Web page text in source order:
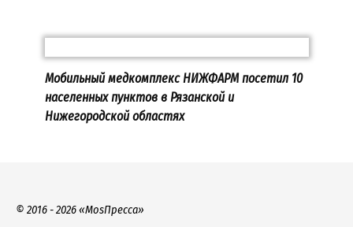
Мобильный медкомплекс НИЖФАРМ посетил 10
населенных пунктов в Рязанской и
Нижегородской областях
© 2016 - 2026 «MosПресса»